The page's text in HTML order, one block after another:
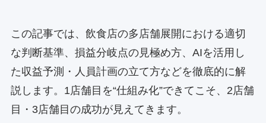
この記事では、飲食店の多店舗展開における適切
な判断基準、損益分岐点の見極め方、AIを活用し
た収益予測・人員計画の立て方などを徹底的に解
説します。1店舗目を“仕組み化”できてこそ、2店舗
目・3店舗目の成功が見えてきます。